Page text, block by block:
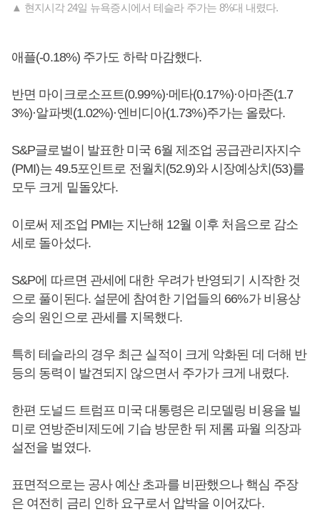
▲ 현지시각 24일 뉴욕증시에서 테슬라 주가는 8%대 내렸다.
애플(-0.18%) 주가도 하락 마감했다.
반면 마이크로소프트(0.99%)·메타(0.17%)·아마존(1.7
3%)·알파벳(1.02%)·엔비디아(1.73%)주가는 올랐다.
S&P글로벌이 발표한 미국 6월 제조업 공급관리자지수
(PMI)는 49.5포인트로 전월치(52.9)와 시장예상치(53)를
모두 크게 밑돌았다.
이로써 제조업 PMI는 지난해 12월 이후 처음으로 감소
세로 돌아섰다.
S&P에 따르면 관세에 대한 우려가 반영되기 시작한 것
으로 풀이된다. 설문에 참여한 기업들의 66%가 비용상
승의 원인으로 관세를 지목했다.
특히 테슬라의 경우 최근 실적이 크게 악화된 데 더해 반
등의 동력이 발견되지 않으면서 주가가 크게 내렸다.
한편 도널드 트럼프 미국 대통령은 리모델링 비용을 빌
미로 연방준비제도에 기습 방문한 뒤 제롬 파월 의장과
설전을 벌였다.
표면적으로는 공사 예산 초과를 비판했으나 핵심 주장
은 여전히 금리 인하 요구로서 압박을 이어갔다.